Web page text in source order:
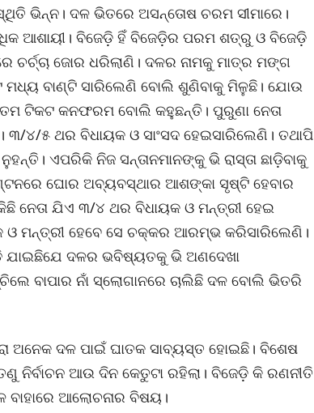
ଭିନ୍ନ। ଦଳ ଭିତରେ ଅସନ୍ତୋଷ ଚରମ ସୀମାରେ।
ଆଶାୟୀ। ବିଜେଡ଼ି ହିଁ ବିଜେଡ଼ିର ପରମ ଶତ୍ରୁ ଓ ବିଜେଡ଼ି
ଚର୍ଚ୍ଚା ଜୋର ଧରିଲାଣି। ଦଳର ନାମକୁ ମାତ୍ର ମଙ୍ଗ
ମଧ୍ୟ ବାଣ୍ଟି ସାରିଲେଣି ବୋଲି ଶୁଣିବାକୁ ମିଳୁଛି। ଯୋଉ
ତମ ଟିକଟ କନଫରମ ବୋଲି କହୁଛନ୍ତି। ପୁରୁଣା ନେତା
୪/୫ ଥର ବିଧାୟକ ଓ ସାଂସଦ ହେଇସାରିଲେଣି। ତଥାପି
ଏପରିକି ନିଜ ସନ୍ତାନମାନଙ୍କୁ ଭି ରାସ୍ତା ଛାଡ଼ିବାକୁ
ଘୋର ଅବ୍ୟବସ୍ଥାର ଆଶଙ୍କା ସୃଷ୍ଟି ହେବାର
ନେତା ଯିଏ ୩/୪ ଥର ବିଧାୟକ ଓ ମନ୍ତ୍ରୀ ହେଇ
ଓ ମନ୍ତ୍ରୀ ହେବେ ସେ ଚକ୍କର ଆରମ୍ଭ କରିସାରିଲେଣି।
ଯାଇଛିଯେ ଦଳର ଭବିଷ୍ୟତକୁ ଭି ଅଣଦେଖା
ବାପାର ନାଁ ସ୍ଲୋଗାନରେ ଚାଲିଛି ଦଳ ବୋଲି ଭିତରି
ଅନେକ ଦଳ ପାଇଁ ଘାତକ ସାବ୍ୟସ୍ତ ହୋଇଛି। ବିଶେଷ
ନିର୍ବାଚନ ଆଉ ଦିନ କେତୁଟା ରହିଲା। ବିଜେଡ଼ି କି ରଣନୀତି
ବାହାରେ ଆଲୋଚନାର ବିଷୟ।